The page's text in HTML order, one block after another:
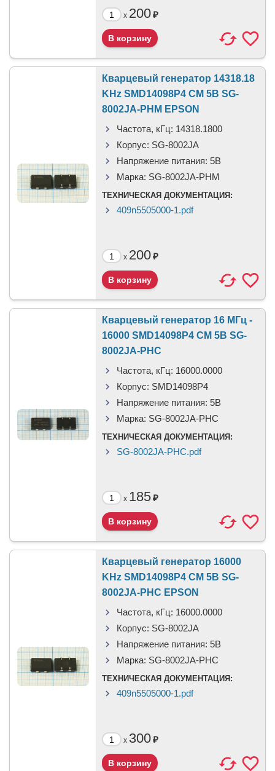
x 200₽
Кварцевый генератор 14318.18
KHz SMD14098P4 CM 5В SG-
8002JA-PHM EPSON
Частота, кГц: 14318.1800
Корпус: SG-8002JA
Напряжение питания: 5В
Марка: SG-8002JA-PHM
ТЕХНИЧЕСКАЯ ДОКУМЕНТАЦИЯ:
409n5505000-1.pdf
x 200₽
Кварцевый генератор 16 МГц -
16000 SMD14098P4 CM 5В SG-
8002JA-PHC
Частота, кГц: 16000.0000
Корпус: SMD14098P4
Напряжение питания: 5В
Марка: SG-8002JA-PHC
ТЕХНИЧЕСКАЯ ДОКУМЕНТАЦИЯ:
SG-8002JA-PHC.pdf
x 185₽
Кварцевый генератор 16000
KHz SMD14098P4 CM 5В SG-
8002JA-PHC EPSON
Частота, кГц: 16000.0000
Корпус: SG-8002JA
Напряжение питания: 5В
Марка: SG-8002JA-PHC
ТЕХНИЧЕСКАЯ ДОКУМЕНТАЦИЯ:
409n5505000-1.pdf
x 300₽